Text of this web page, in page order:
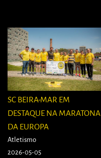
SC BEIRA-MAR EM
DESTAQUE NA MARATONA
DA EUROPA
Atletismo
2026-05-05